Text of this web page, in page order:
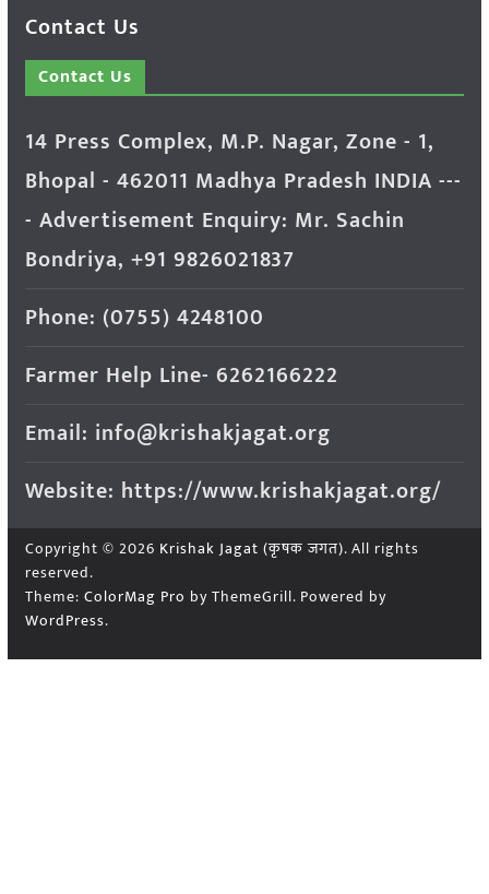
Contact Us
Contact Us
14 Press Complex, M.P. Nagar, Zone - 1,
Bhopal - 462011 Madhya Pradesh INDIA ---
- Advertisement Enquiry: Mr. Sachin
Bondriya, +91 9826021837
Phone: (0755) 4248100
Farmer Help Line- 6262166222
Email: info@krishakjagat.org
Website: https://www.krishakjagat.org/
Copyright © 2026 Krishak Jagat (कृषक जगत). All rights
reserved.
Theme: ColorMag Pro by ThemeGrill. Powered by
WordPress.